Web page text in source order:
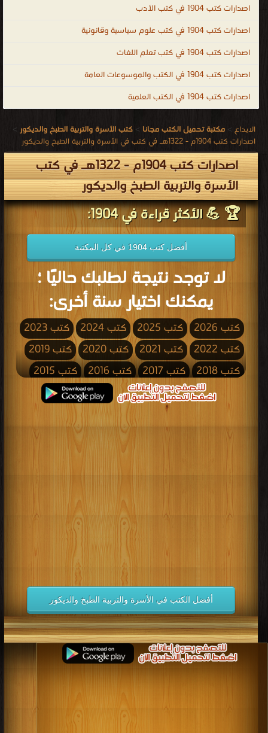
اصدارات كتب 1904 في كتب الأدب
اصدارات كتب 1904 في كتب علوم سياسية وقانونية
اصدارات كتب 1904 في كتب تعلم اللغات
اصدارات كتب 1904 في الكتب والموسوعات العامة
اصدارات كتب 1904 في الكتب العلمية
الابداع > مكتبة تحميل الكتب مجانا > كتب الأسرة والتربية الطبخ والديكور >
اصدارات كتب 1904م - 1322هـ في كتب في الأسرة والتربية الطبخ والديكور
اصدارات كتب 1904م - 1322هـ في كتب
الأسرة والتربية الطبخ والديكور
🏆 💪 الأكثر قراءة في 1904:
أفضل كتب 1904 في كل المكتبة
لا توجد نتيجة لطلبك حاليًا ؛
يمكنك اختيار سنة أخرى:
كتب 2026 كتب 2025 كتب 2024
كتب 2023
كتب 2022
كتب 2021 كتب 2020
كتب 2019
كتب 2018
كتب 2017 كتب 2016
كتب 2015
كتب 2013 كتب 2012
كتب 2011
كتب 2009 كتب 2008
كتب 2006
كتب 2005 كتب 2004
كتب 2003
كتب 2000
كتب 1992
كتب 1991
كتب 1990
كتب 1989 كتب 1988
كتب 1987
كتب 1984
كتب 1983
كتب 1980
كتب 1979
كتب 1978
كتب 1977 كتب 1976
كتب 1975
كتب 1974
كتب 1973 كتب 1972
كتب 1971
كتب 1970
كتب 1969 كتب 1968
كتب 1967
كتب 1966
كتب 1965 كتب 1964
كتب 1963
كتب 1962
كتب 1961 كتب 1960
كتب 1959
كتب 1957
كتب 1952
كتب 1951
أفضل الكتب في الأسرة والتربية الطبخ والديكور